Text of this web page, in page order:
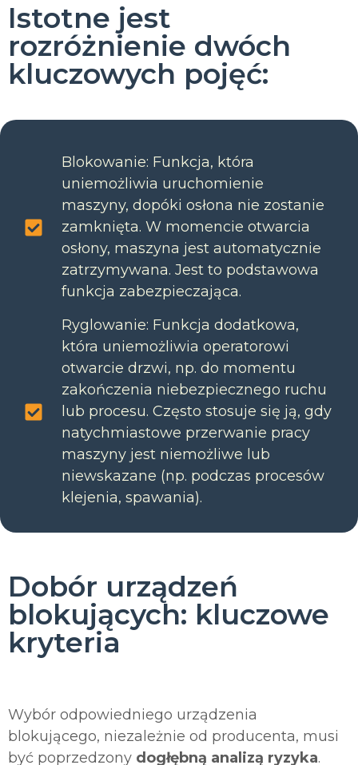
Istotne jest
rozróżnienie dwóch
kluczowych pojęć:
Blokowanie: Funkcja, która
uniemożliwia uruchomienie
maszyny, dopóki osłona nie zostanie
zamknięta. W momencie otwarcia
osłony, maszyna jest automatycznie
zatrzymywana. Jest to podstawowa
funkcja zabezpieczająca.
Ryglowanie: Funkcja dodatkowa,
która uniemożliwia operatorowi
otwarcie drzwi, np. do momentu
zakończenia niebezpiecznego ruchu
lub procesu. Często stosuje się ją, gdy
natychmiastowe przerwanie pracy
maszyny jest niemożliwe lub
niewskazane (np. podczas procesów
klejenia, spawania).
Dobór urządzeń
blokujących: kluczowe
kryteria
Wybór odpowiedniego urządzenia
blokującego, niezależnie od producenta, musi
być poprzedzony dogłębną analizą ryzyka.